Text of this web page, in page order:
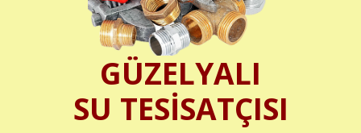
GÜZELYALI
SU TESİSATÇISI